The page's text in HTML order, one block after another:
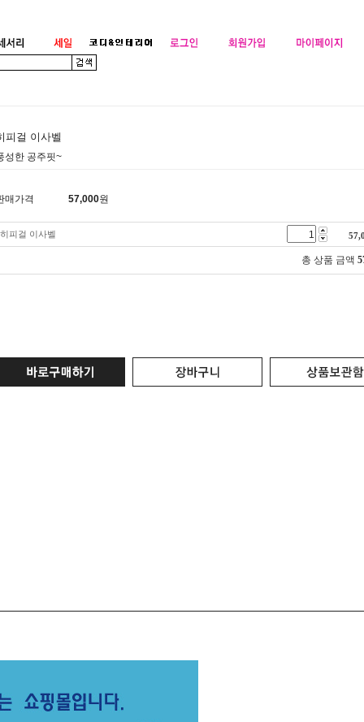
피걸 이사벨
성한 공주핏~
매가격 57,000원
히피걸 이사벨
총 상품 금액